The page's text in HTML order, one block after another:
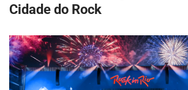
Cidade do Rock